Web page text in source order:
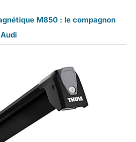
M850 : le compagnon